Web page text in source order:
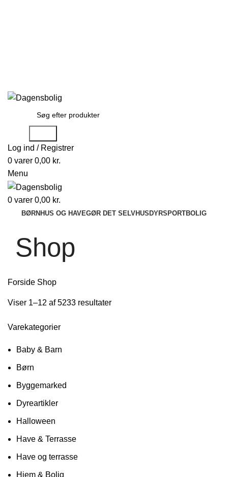
Log ind / Registrer
0 varer 0,00 kr.
Menu
0 varer 0,00 kr.
BØRNHUS OG HAVEGØR DET SELVHUSDYRSPORTBOLIG
Shop
Forside Shop
Viser 1–12 af 5233 resultater
Varekategorier
Baby & Barn
Børn
Byggemarked
Dyreartikler
Halloween
Have & Terrasse
Have og terrasse
Hjem & Bolig